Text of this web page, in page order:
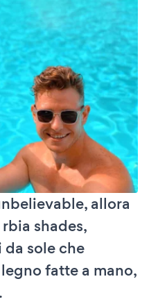
allora
shades,
sole che
fatte a mano,